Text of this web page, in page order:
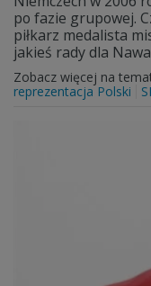
po fazie grupowej.
piłkarz medalista
jakieś rady dla
Zobacz więcej na
reprezentacja Polski